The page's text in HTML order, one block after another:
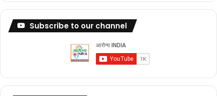
Subscribe to our channel